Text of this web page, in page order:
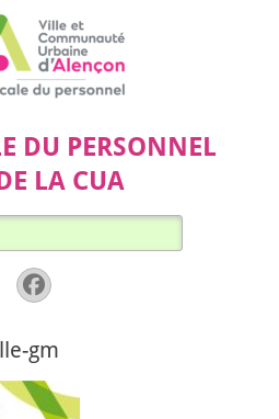
DU PERSONNEL
LA CUA
Facebook
gm